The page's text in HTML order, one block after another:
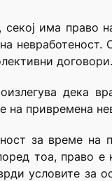
има право
договори.
дека
на привремена
за време на
тоа, право е
условите за